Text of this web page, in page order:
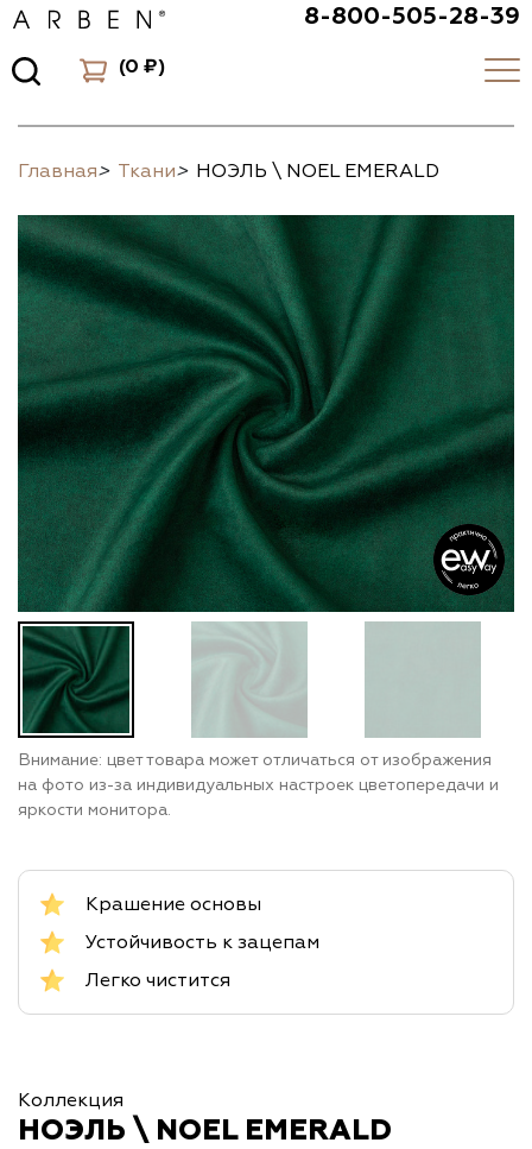
8-800-505-28-39
(0 ₽)
Главная> Ткани> НОЭЛЬ \ NOEL EMERALD
Внимание: цвет товара может отличаться от изображения
на фото из-за индивидуальных настроек цветопередачи и
яркости монитора.
Крашение основы
Устойчивость к зацепам
Легко чистится
Коллекция
НОЭЛЬ \ NOEL EMERALD